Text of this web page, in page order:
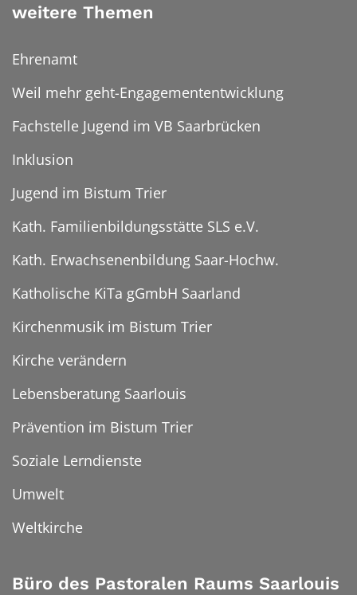
weitere Themen
Ehrenamt
Weil mehr geht-Engagemententwicklung
Fachstelle Jugend im VB Saarbrücken
Inklusion
Jugend im Bistum Trier
Kath. Familienbildungsstätte SLS e.V.
Kath. Erwachsenenbildung Saar-Hochw.
Katholische KiTa gGmbH Saarland
Kirchenmusik im Bistum Trier
Kirche verändern
Lebensberatung Saarlouis
Prävention im Bistum Trier
Soziale Lerndienste
Umwelt
Weltkirche
Büro des Pastoralen Raums Saarlouis